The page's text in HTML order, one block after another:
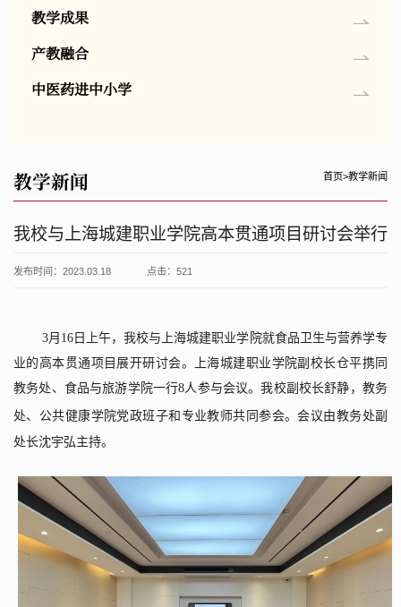
教学成果
产教融合
中医药进中小学
教学新闻 首页>教学新闻
我校与上海城建职业学院高本贯通项目研讨会举行
发布时间：2023.03.18 点击： 521
3月 16日上午，我校与上海城建职业学院就食品卫生与营养学专
业的高本贯通项目展开研讨会。上海城建职业学院副校长仓平携同
教务处、食品与旅游学院一行8人参与会议。我校副校长舒静，教务
处、公共健康学院党政班子和专业教师共同参会。会议由教务处副
处长沈宇弘主持。